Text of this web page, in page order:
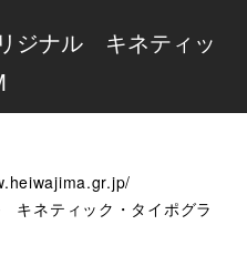
ジナル キネティッ
キネティック・タイポグラ